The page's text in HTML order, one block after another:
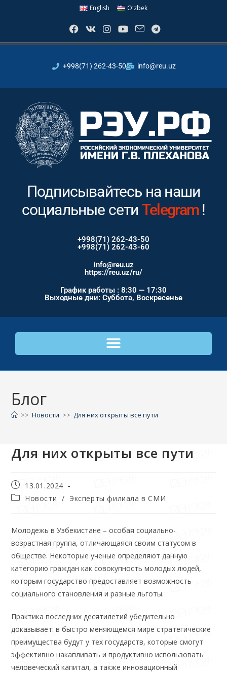
English Oʻzbek
+998(71) 262-43-50 info@reu.uz
Подписывайтесь на наши
социальные сети Instagram !
+998(71) 262-43-50
+998(71) 262-43-60
info@reu.uz
https://reu.uz/ru/
График работы : 8:30 — 17:30
Выходные дни: Суббота, Воскресенье
Блог
>> Новости >> Для них открыты все пути
Для них открыты все пути
13.01.2024
Новости / Эксперты филиала в СМИ
Молодежь в Узбекистане – особая социально-
возрастная группа, отличающаяся своим статусом в
обществе. Некоторые ученые определяют данную
категорию граждан как совокупность молодых людей,
которым государство предоставляет возможность
социального становления и разные льготы.
Практика последних десятилетий убеди­тельно
доказывает: в быстро меняющемся мире стратегические
преимущества будут у тех государств, которые смогут
эффективно накапливать и продуктивно использовать
человеческий капитал, а также инновацион­ный